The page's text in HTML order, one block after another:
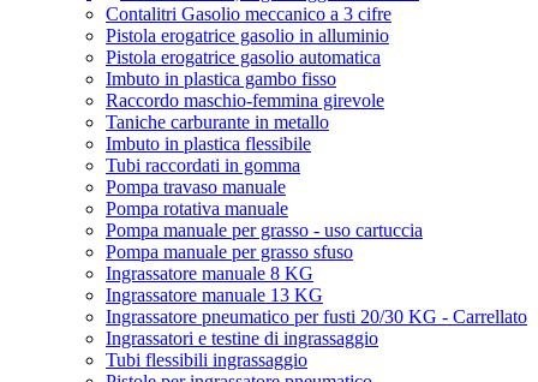
Contalitri Gasolio meccanico a 3 cifre
Pistola erogatrice gasolio in alluminio
Pistola erogatrice gasolio automatica
Imbuto in plastica gambo fisso
Raccordo maschio-femmina girevole
Taniche carburante in metallo
Imbuto in plastica flessibile
Tubi raccordati in gomma
Pompa travaso manuale
Pompa rotativa manuale
Pompa manuale per grasso - uso cartuccia
Pompa manuale per grasso sfuso
Ingrassatore manuale 8 KG
Ingrassatore manuale 13 KG
Ingrassatore pneumatico per fusti 20/30 KG - Carrellato
Ingrassatori e testine di ingrassaggio
Tubi flessibili ingrassaggio